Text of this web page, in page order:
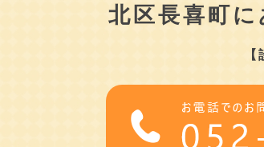
北区長喜町に